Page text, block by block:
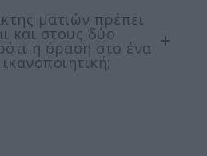
ματιών πρέπει
και στους δύο
η όραση στο ένα